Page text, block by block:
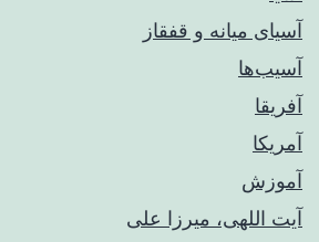
آسیای میانه و قفقاز
آسیب‌ها
آفریقا
آمریکا
آموزش
آیت اللهی، میرزا علی